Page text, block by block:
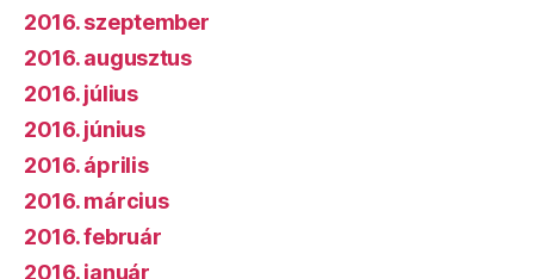
2016. szeptember
2016. augusztus
2016. július
2016. június
2016. április
2016. március
2016. február
2016. január